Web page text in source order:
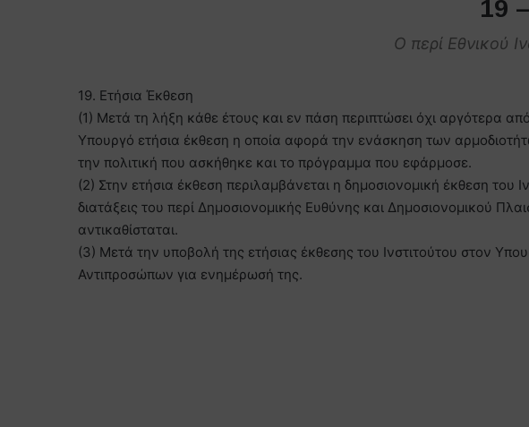
19
Ο περί Εθνικού
19. Ετήσια Έκθεση
(1) Μετά τη λήξη κάθε έτους και εν πάση περιπτώσει όχι αργότερα
Υπουργό ετήσια έκθεση η οποία αφορά την ενάσκηση των
την πολιτική που ασκήθηκε και το πρόγραμμα που εφάρμοσε.
(2) Στην ετήσια έκθεση περιλαμβάνεται η δημοσιονομική έκθεση του
διατάξεις του περί Δημοσιονομικής Ευθύνης και Δημοσιονομικού
αντικαθίσταται.
(3) Μετά την υποβολή της ετήσιας έκθεσης του Ινστιτούτου στον
Αντιπροσώπων για ενημέρωσή της.